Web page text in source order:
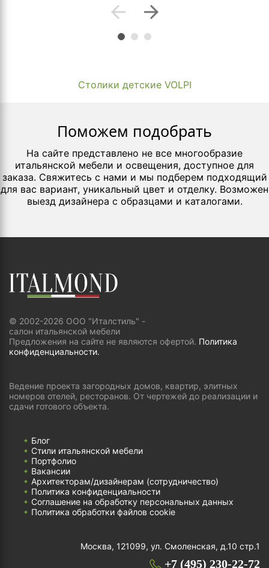
arrow_back arrow_forward
Столики детские VOLPI
Поможем подобрать
На сайте представлено не все многообразие
итальянской мебели и освещения, доступное для
заказа. Свяжитесь с нами и мы подберем подходящий
для вас вариант, уникальный цвет и отделку. Возможен
выезд дизайнера с образцами и каталогами.
© 2002-2026 ООО "Италстиль" -
салон итальянской мебели
Предложения на сайте не являются офертой. Политика
конфиденциальности.
Ведение проекта загородных домов, квартир, элитных
номеров отелей, ресторанов. От чертежей до реализации и
сдачи готового объекта.
Блог
Стили итальянской мебели
Портфолио
Вакансии
Архитекторам/дизайнерам (cотрудничество)
Политика конфиденциальности
Соглашение на обработку персональных данных
Политика обработки файлов cookie
Москва, 121099, ул. Смоленская, д.10 стр.1
+7 (495) 230-22-72